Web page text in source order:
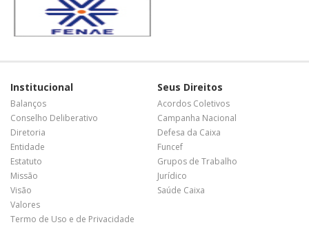
Institucional
Balanços
Conselho Deliberativo
Diretoria
Entidade
Estatuto
Missão
Visão
Valores
Termo de Uso e de Privacidade
Seus Direitos
Acordos Coletivos
Campanha Nacional
Defesa da Caixa
Funcef
Grupos de Trabalho
Jurídico
Saúde Caixa